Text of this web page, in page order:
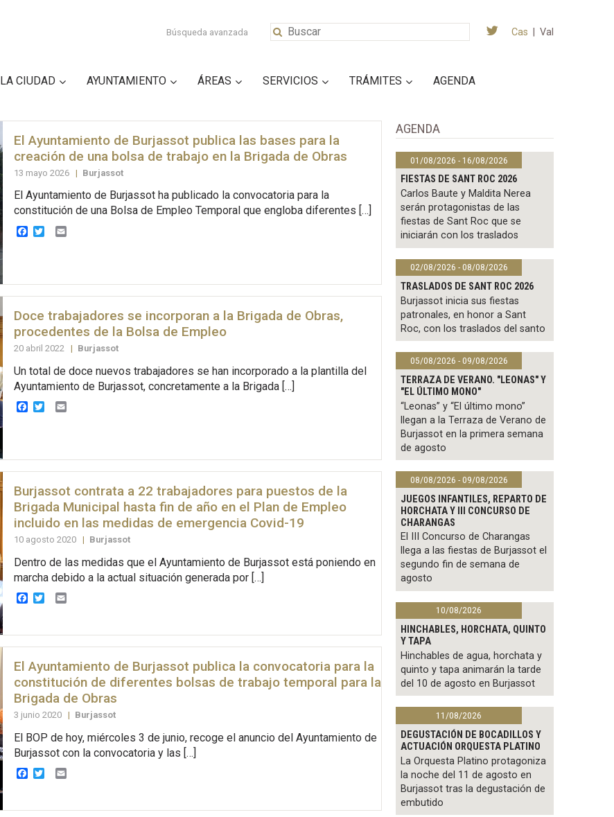
Búsqueda avanzada Cas Val
LA CIUDAD AYUNTAMIENTO ÁREAS SERVICIOS TRÁMITES AGENDA
El Ayuntamiento de Burjassot publica las bases para la
creación de una bolsa de trabajo en la Brigada de Obras
13 mayo 2026 | Burjassot
El Ayuntamiento de Burjassot ha publicado la convocatoria para la
constitución de una Bolsa de Empleo Temporal que engloba diferentes […]
Facebook
TwitterEmail
Doce trabajadores se incorporan a la Brigada de Obras,
procedentes de la Bolsa de Empleo
20 abril 2022 | Burjassot
Un total de doce nuevos trabajadores se han incorporado a la plantilla del
Ayuntamiento de Burjassot, concretamente a la Brigada […]
Facebook
TwitterEmail
Burjassot contrata a 22 trabajadores para puestos de la
Brigada Municipal hasta fin de año en el Plan de Empleo
incluido en las medidas de emergencia Covid-19
10 agosto 2020 | Burjassot
Dentro de las medidas que el Ayuntamiento de Burjassot está poniendo en
marcha debido a la actual situación generada por […]
Facebook
TwitterEmail
El Ayuntamiento de Burjassot publica la convocatoria para la
constitución de diferentes bolsas de trabajo temporal para la
Brigada de Obras
3 junio 2020 | Burjassot
El BOP de hoy, miércoles 3 de junio, recoge el anuncio del Ayuntamiento de
Burjassot con la convocatoria y las […]
Facebook
TwitterEmail
AGENDA
01/08/2026 - 16/08/2026
FIESTAS DE SANT ROC 2026
Carlos Baute y Maldita Nerea
serán protagonistas de las
fiestas de Sant Roc que se
iniciarán con los traslados
02/08/2026 - 08/08/2026
TRASLADOS DE SANT ROC 2026
Burjassot inicia sus fiestas
patronales, en honor a Sant
Roc, con los traslados del santo
05/08/2026 - 09/08/2026
TERRAZA DE VERANO. "LEONAS" Y
"EL ÚLTIMO MONO"
“Leonas” y “El último mono”
llegan a la Terraza de Verano de
Burjassot en la primera semana
de agosto
08/08/2026 - 09/08/2026
JUEGOS INFANTILES, REPARTO DE
HORCHATA Y III CONCURSO DE
CHARANGAS
El III Concurso de Charangas
llega a las fiestas de Burjassot el
segundo fin de semana de
agosto
10/08/2026
HINCHABLES, HORCHATA, QUINTO
Y TAPA
Hinchables de agua, horchata y
quinto y tapa animarán la tarde
del 10 de agosto en Burjassot
11/08/2026
DEGUSTACIÓN DE BOCADILLOS Y
ACTUACIÓN ORQUESTA PLATINO
La Orquesta Platino protagoniza
la noche del 11 de agosto en
Burjassot tras la degustación de
embutido